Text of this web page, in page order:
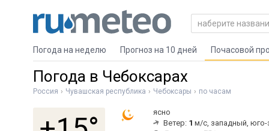
Погода на неделю Прогноз на 10 дней Почасовой
Погода в Чебоксарах
Россия Чувашская республика Чебоксары по часам
ясно
Ветер: 1 м/с, западный,